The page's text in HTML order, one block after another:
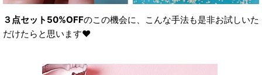
３点セット50%OFFのこの機会に、こんな手法も是非お試しいた
だけたらと思います❤︎